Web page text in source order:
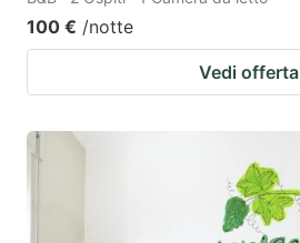
100 € /notte
Vedi offerta